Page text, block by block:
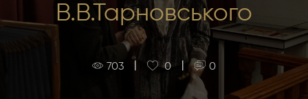
В.В.Тарновського
703 0 0